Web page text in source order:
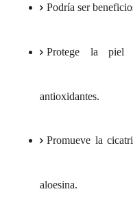
Podría ser
Protege la piel
antioxidantes.
Promueve la
aloesina.